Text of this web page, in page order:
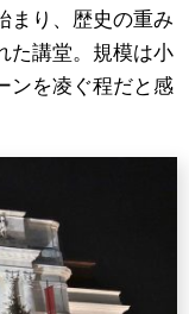
まり、歴史の重み
た講堂。規模は小
ンを凌ぐ程だと感